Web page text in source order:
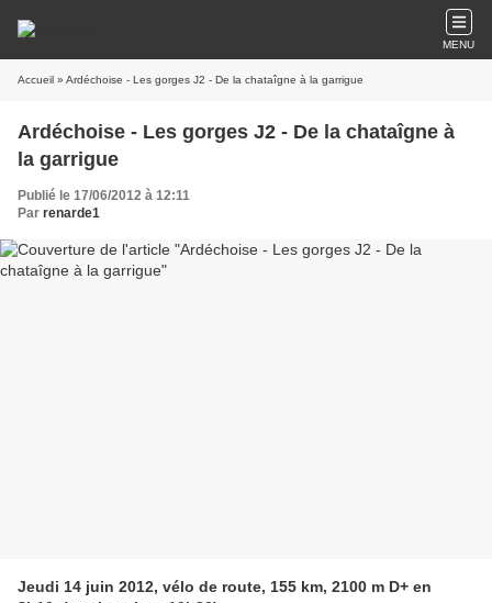
MENU
Accueil » Ardéchoise - Les gorges J2 - De la chataîgne à la garrigue
Ardéchoise - Les gorges J2 - De la chataîgne à
la garrigue
Publié le 17/06/2012 à 12:11
Par renarde1
Jeudi 14 juin 2012, vélo de route, 155 km, 2100 m D+ en